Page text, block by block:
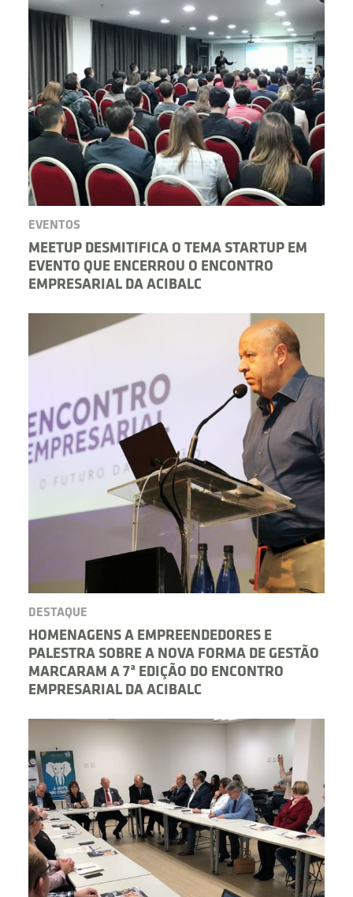
EVENTOS
MEETUP DESMITIFICA O TEMA STARTUP EM
EVENTO QUE ENCERROU O ENCONTRO
EMPRESARIAL DA ACIBALC
DESTAQUE
HOMENAGENS A EMPREENDEDORES E
PALESTRA SOBRE A NOVA FORMA DE GESTÃO
MARCARAM A 7ª EDIÇÃO DO ENCONTRO
EMPRESARIAL DA ACIBALC